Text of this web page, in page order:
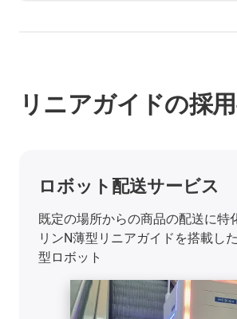
リニアガイドの採
ロボット配送サービス
既定の場所からの商品の配送に特
リンN薄型リニアガイドを搭載し
型ロボット